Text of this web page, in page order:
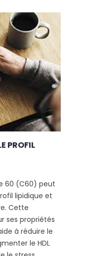
PROFIL
60 (C60) peut
lipidique et
Cette
ses propriétés
à réduire le
le HDL